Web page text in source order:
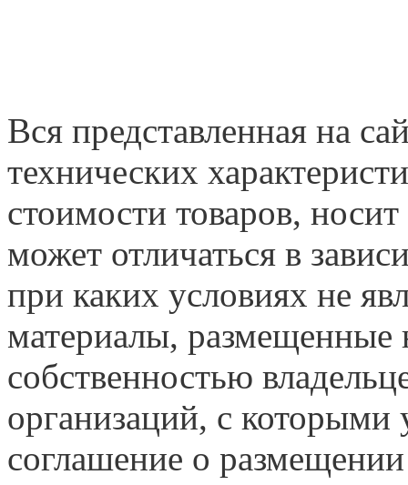
Вся представленная на
технических
стоимости товаров,
может отличаться в
при каких условиях не
материалы, размещенные
собственностью
организаций, с которыми
соглашение о